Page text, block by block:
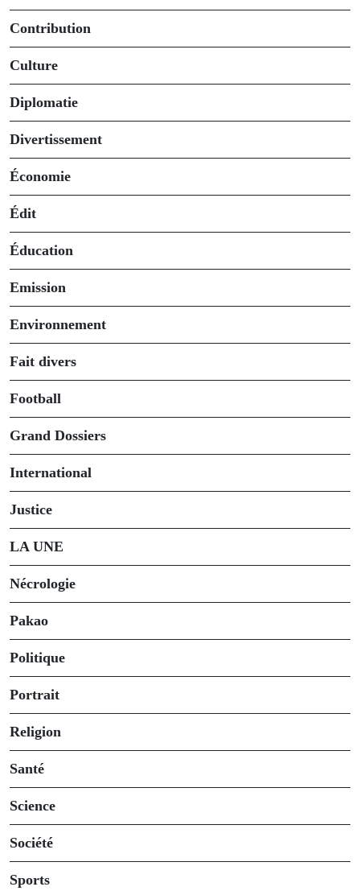
Contribution
Culture
Diplomatie
Divertissement
Économie
Édit
Éducation
Emission
Environnement
Fait divers
Football
Grand Dossiers
International
Justice
LA UNE
Nécrologie
Pakao
Politique
Portrait
Religion
Santé
Science
Société
Sports